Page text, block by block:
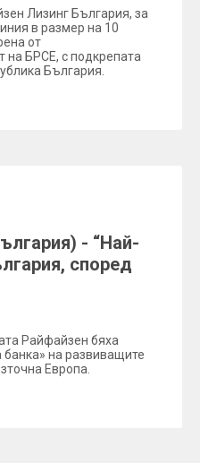
Лизинг България, за
в размер на 10
от
на БРСЕ, с подкрепата
България.
- “Най-
според
Райфайзен бяха
на развиващите
Европа.